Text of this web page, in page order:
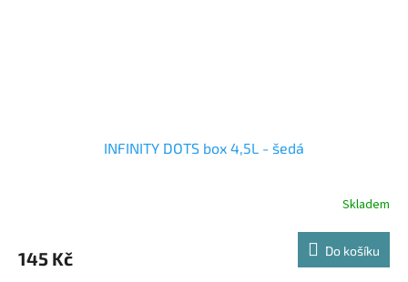
INFINITY DOTS box 4,5L - šedá
Skladem
145 Kč Do košíku